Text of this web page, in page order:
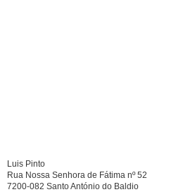
Luis Pinto
Rua Nossa Senhora de Fátima nº 52
7200-082 Santo António do Baldio